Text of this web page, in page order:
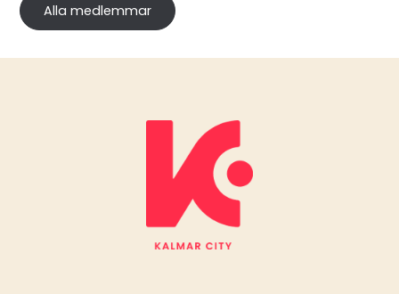
Alla medlemmar